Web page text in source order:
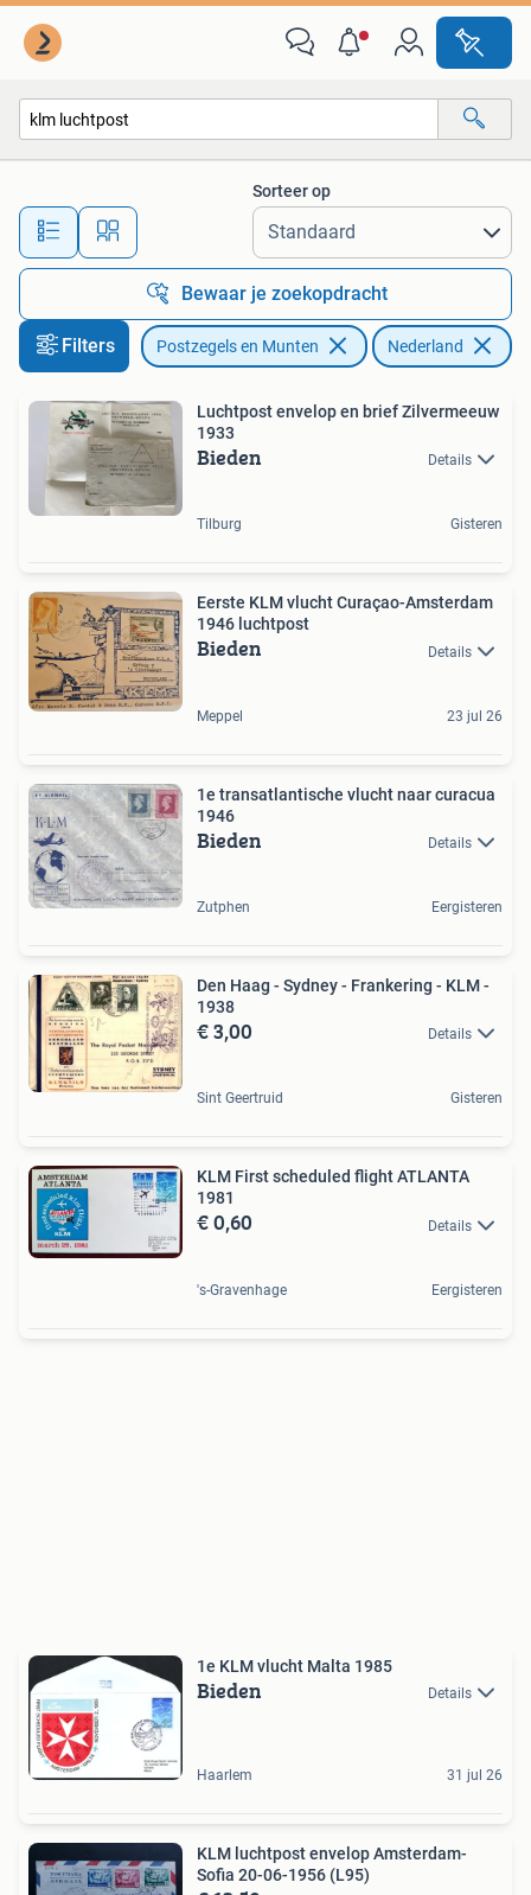
Alle afstanden…
Sorteer op
Bewaar je zoekopdracht
Filters Postzegels en Munten Nederland
Luchtpost envelop en brief Zilvermeeuw
1933
Bieden Details
Tilburg Gisteren
Eerste KLM vlucht Curaçao-Amsterdam
1946 luchtpost
Bieden Details
Meppel 23 jul 26
1e transatlantische vlucht naar curacua
1946
Bieden Details
Zutphen Eergisteren
Den Haag - Sydney - Frankering - KLM -
1938
€ 3,00 Details
Sint Geertruid Gisteren
KLM First scheduled flight ATLANTA
1981
€ 0,60 Details
's-Gravenhage Eergisteren
1e KLM vlucht Malta 1985
Bieden Details
Haarlem 31 jul 26
KLM luchtpost envelop Amsterdam-
Sofia 20-06-1956 (L95)